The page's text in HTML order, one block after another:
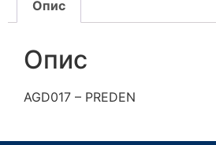
Опис
Опис
AGD017 – PREDEN